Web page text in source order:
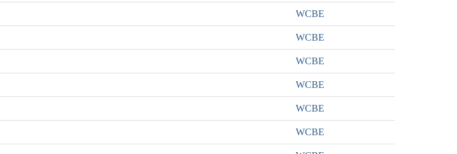
WCBE
WCBE
WCBE
WCBE
WCBE
WCBE